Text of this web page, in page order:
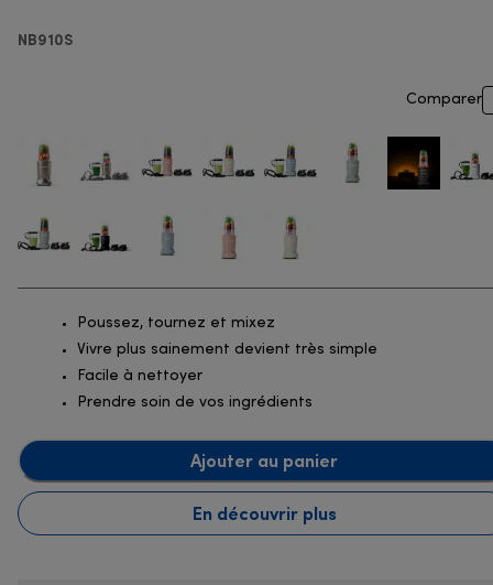
NB910S
Comparer
Poussez, tournez et mixez
Vivre plus sainement devient très simple
Facile à nettoyer
Prendre soin de vos ingrédients
Ajouter au panier
En découvrir plus